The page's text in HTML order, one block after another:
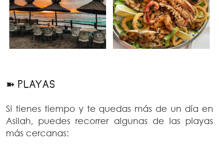
➽ PLAYAS
Si tienes tiempo y te quedas más de un día en
Asilah, puedes recorrer algunas de las playas
más cercanas: